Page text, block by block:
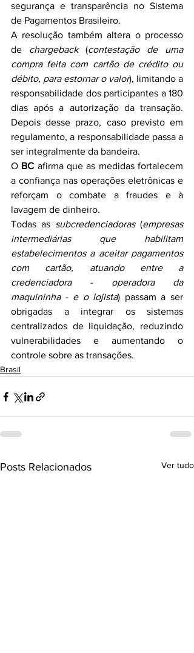
segurança e transparência no Sistema
de Pagamentos Brasileiro.
A resolução também altera o processo
de chargeback (contestação de uma
compra feita com cartão de crédito ou
débito, para estornar o valor), limitando a
responsabilidade dos participantes a 180
dias após a autorização da transação.
Depois desse prazo, caso previsto em
regulamento, a responsabilidade passa a
ser integralmente da bandeira.
O BC afirma que as medidas fortalecem
a confiança nas operações eletrônicas e
reforçam o combate a fraudes e à
lavagem de dinheiro.
Todas as subcredenciadoras (empresas
intermediárias que habilitam
estabelecimentos a aceitar pagamentos
com cartão, atuando entre a
credenciadora - operadora da
maquininha - e o lojista) passam a ser
obrigadas a integrar os sistemas
centralizados de liquidação, reduzindo
vulnerabilidades e aumentando o
controle sobre as transações.
Brasil
Posts Relacionados Ver tudo